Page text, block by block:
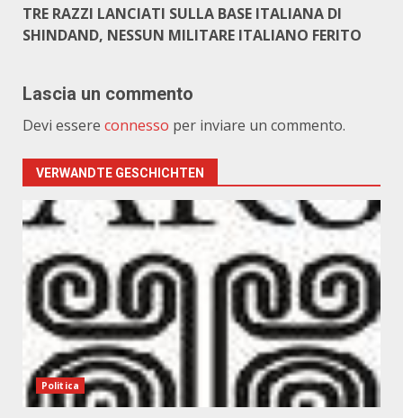
TRE RAZZI LANCIATI SULLA BASE ITALIANA DI
SHINDAND, NESSUN MILITARE ITALIANO FERITO
Lascia un commento
Devi essere connesso per inviare un commento.
VERWANDTE GESCHICHTEN
Politica